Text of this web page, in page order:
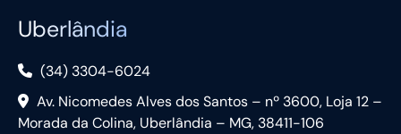
Uberlândia
(34) 3304-6024
Av. Nicomedes Alves dos Santos – nº 3600, Loja 12 –
Morada da Colina, Uberlândia – MG, 38411-106